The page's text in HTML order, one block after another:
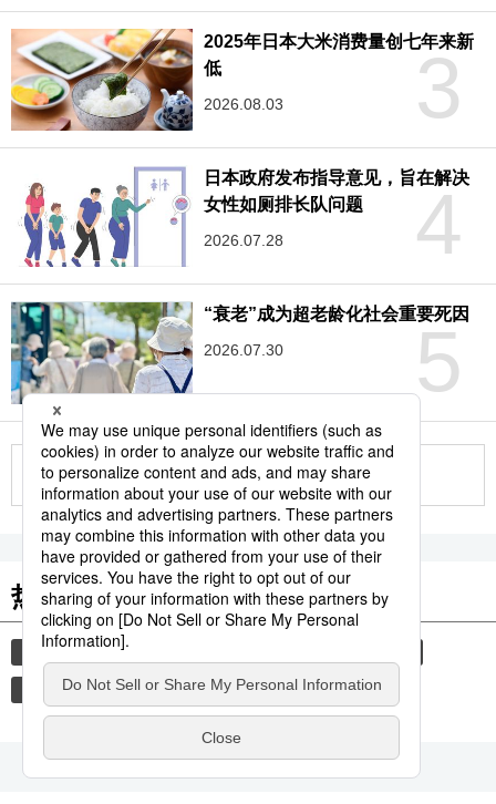
3
2025年日本大米消费量创七年来新
低
2026.08.03
4
日本政府发布指导意见，旨在解决
女性如厕排长队问题
2026.07.28
5
“衰老”成为超老龄化社会重要死因
2026.07.30
更多
热门关键词
饮食 历史
宗教 佛像 日本料理 教育